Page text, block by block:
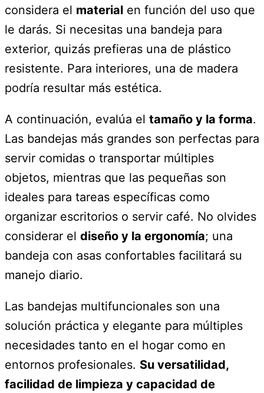
considera el material en función del uso que
le darás. Si necesitas una bandeja para
exterior, quizás prefieras una de plástico
resistente. Para interiores, una de madera
podría resultar más estética.
A continuación, evalúa el tamaño y la forma.
Las bandejas más grandes son perfectas para
servir comidas o transportar múltiples
objetos, mientras que las pequeñas son
ideales para tareas específicas como
organizar escritorios o servir café. No olvides
considerar el diseño y la ergonomía; una
bandeja con asas confortables facilitará su
manejo diario.
Las bandejas multifuncionales son una
solución práctica y elegante para múltiples
necesidades tanto en el hogar como en
entornos profesionales. Su versatilidad,
facilidad de limpieza y capacidad de